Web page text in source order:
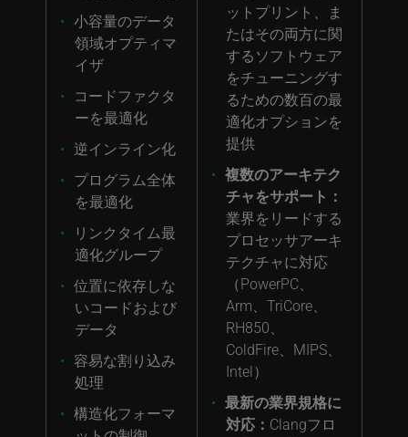
小容量のデータ
領域オプティマ
イザ
コードファクタ
ーを最適化
逆インライン化
プログラム全体
を最適化
リンクタイム最
適化グループ
位置に依存しな
いコードおよび
データ
容易な割り込み
処理
構造化フォーマ
ットプリント、ま
たはその両方に関
するソフトウェア
をチューニングす
るための数百の最
適化オプションを
提供
複数のアーキテク
チャをサポート：
業界をリードする
プロセッサアーキ
テクチャに対応
（PowerPC、
Arm、TriCore、
RH850、
ColdFire、MIPS、
Intel）
最新の業界規格に
対応： Clangフロ